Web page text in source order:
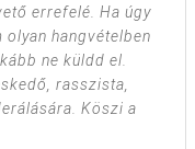
errefelé. Ha úgy
hangvételben
ne küldd el.
rasszista,
Köszi a